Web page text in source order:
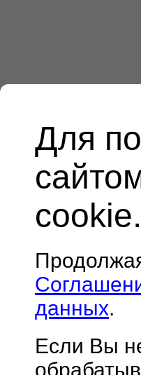
Для
cookie.
данных.
Если Вы